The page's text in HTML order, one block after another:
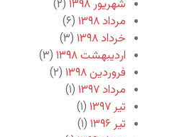
شهریور ۱۳۹۸
(۲)
مرداد ۱۳۹۸
(۶)
خرداد ۱۳۹۸
(۳)
اردیبهشت ۱۳۹۸
(۳)
فروردین ۱۳۹۸
(۲)
مرداد ۱۳۹۷
(۱)
تیر ۱۳۹۷
(۱)
تیر ۱۳۹۶
(۱)